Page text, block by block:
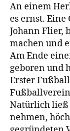
An einem
es ernst.
Johann Flier,
machen und
Am Ende
geboren und
Erster
Natürlich ließ
nehmen,